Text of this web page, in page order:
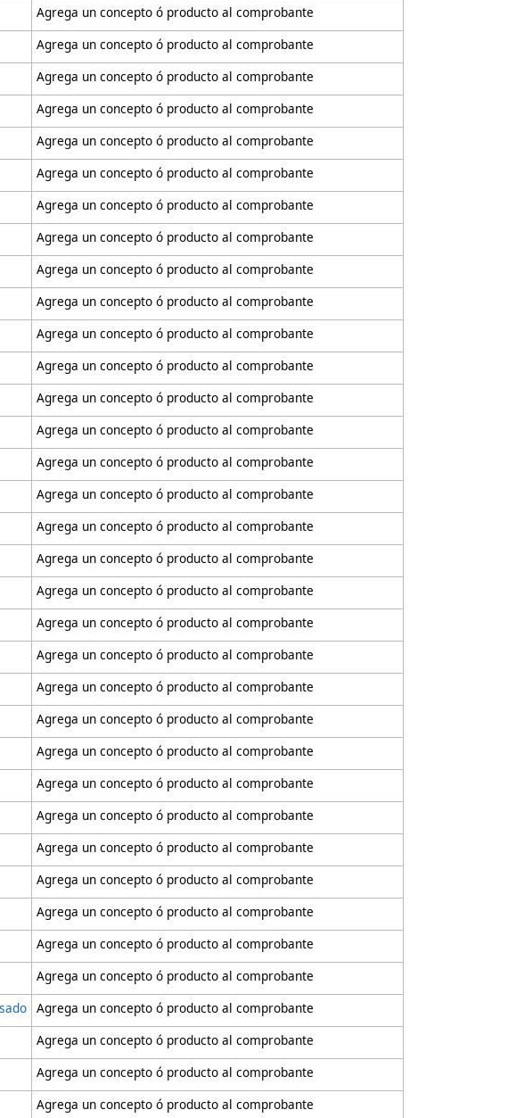
Agrega un concepto ó producto al comprobante
Agrega un concepto ó producto al comprobante
Agrega un concepto ó producto al comprobante
Agrega un concepto ó producto al comprobante
Agrega un concepto ó producto al comprobante
Agrega un concepto ó producto al comprobante
Agrega un concepto ó producto al comprobante
Agrega un concepto ó producto al comprobante
Agrega un concepto ó producto al comprobante
Agrega un concepto ó producto al comprobante
Agrega un concepto ó producto al comprobante
Agrega un concepto ó producto al comprobante
Agrega un concepto ó producto al comprobante
Agrega un concepto ó producto al comprobante
Agrega un concepto ó producto al comprobante
Agrega un concepto ó producto al comprobante
Agrega un concepto ó producto al comprobante
Agrega un concepto ó producto al comprobante
Agrega un concepto ó producto al comprobante
Agrega un concepto ó producto al comprobante
Agrega un concepto ó producto al comprobante
Agrega un concepto ó producto al comprobante
Agrega un concepto ó producto al comprobante
Agrega un concepto ó producto al comprobante
Agrega un concepto ó producto al comprobante
Agrega un concepto ó producto al comprobante
Agrega un concepto ó producto al comprobante
Agrega un concepto ó producto al comprobante
Agrega un concepto ó producto al comprobante
Agrega un concepto ó producto al comprobante
Agrega un concepto ó producto al comprobante
Agrega un concepto ó producto al comprobante
Agrega un concepto ó producto al comprobante
Agrega un concepto ó producto al comprobante
Agrega un concepto ó producto al comprobante